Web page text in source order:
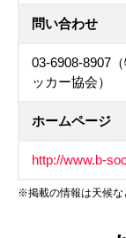
問い合わせ
03-6908-8907
ッカー協会）
ホームページ
http://www.b-
※掲載の情報は天候な